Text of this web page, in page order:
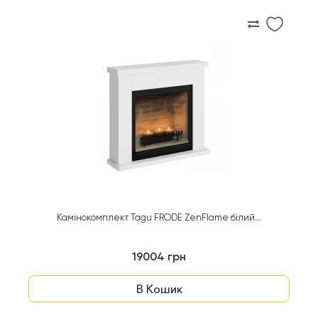
Камінокомплект Tagu FRODE ZenFlame білий...
19004 грн
В Кошик